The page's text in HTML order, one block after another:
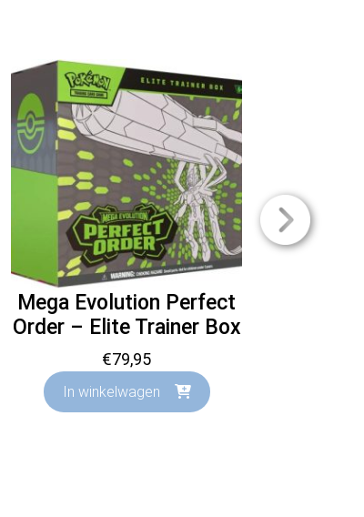
Mega Evolution Perfect
Order – Elite Trainer Box
€79,95
In winkelwagen